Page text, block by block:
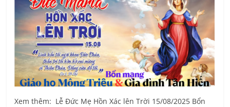
Xem thêm: Lễ Đức Mẹ Hồn Xác lên Trời 15/08/2025 Bổn